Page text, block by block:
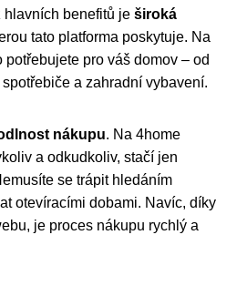
hlavních benefitů je široká
tato platforma poskytuje. Na
pro váš domov – od
a zahradní vybavení.
nákupu. Na 4home
a odkudkoliv, stačí jen
se trápit hledáním
otevíracími dobami. Navíc, díky
je proces nákupu rychlý a